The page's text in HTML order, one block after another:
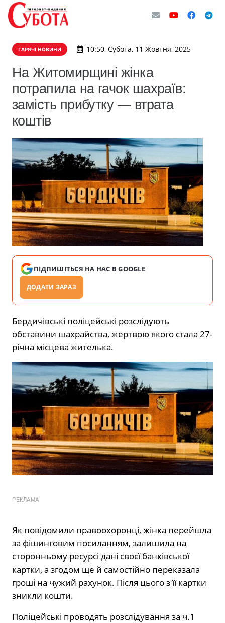
ГАРЯЧІ НОВИНИ 10:50, Субота, 11 Жовтня, 2025
На Житомирщині жінка
потрапила на гачок шахраїв:
замість прибутку — втрата
коштів
ПІДПИШІТЬСЯ НА НАС В GOOGLE
ДОДАТИ ЗАРАЗ
Бердичівські поліцейські розслідують
обставини шахрайства, жертвою якого стала 27-
річна місцева жителька.
РЕКЛАМА
Як повідомили правоохоронці, жінка перейшла
за фішинговим посиланням, залишила на
сторонньому ресурсі дані своєї банківської
картки, а згодом ще й самостійно переказала
гроші на чужий рахунок. Після цього з її картки
зникли кошти.
Поліцейські проводять розслідування за ч.1